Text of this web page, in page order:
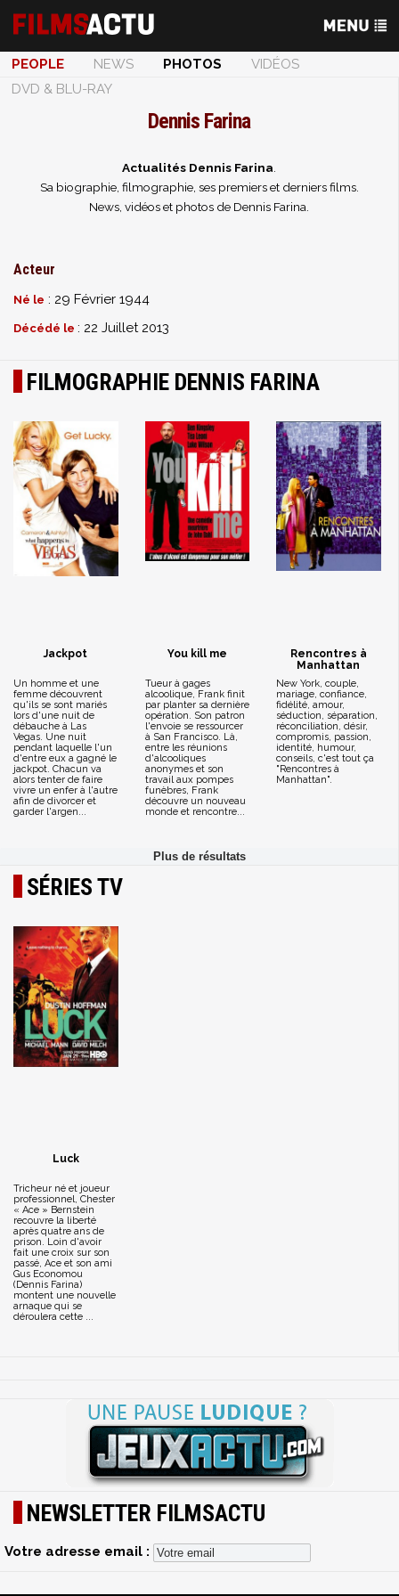
PEOPLE NEWS PHOTOS
VIDÉOS
DVD & BLU-RAY
Dennis Farina
Actualités Dennis Farina
Sa biographie, filmographie, ses premiers et derniers films.
News, vidéos et photos de Dennis Farina.
Acteur
Né le : 29 Février 1944
Décédé le : 22 Juillet 2013
FILMOGRAPHIE DENNIS FARINA
Jackpot
Un homme et une
femme découvrent
qu'ils se sont mariés
lors d'une nuit de
débauche à Las
Vegas. Une nuit
pendant laquelle l'un
d'entre eux a gagné le
jackpot. Chacun va
alors tenter de faire
vivre un enfer à l'autre
afin de divorcer et
garder l'argen...
You kill me
Tueur à gages
alcoolique, Frank finit
par planter sa dernière
opération. Son patron
l'envoie se ressourcer
à San Francisco. Là,
entre les réunions
d'alcooliques
anonymes et son
travail aux pompes
funèbres, Frank
découvre un nouveau
monde et rencontre...
Rencontres à
Manhattan
New York, couple,
mariage, confiance,
fidélité, amour,
séduction, séparation,
réconciliation, désir,
compromis, passion,
identité, humour,
conseils, c'est tout ça
"Rencontres à
Manhattan".
SÉRIES TV
Luck
Tricheur né et joueur
professionnel, Chester
« Ace » Bernstein
recouvre la liberté
après quatre ans de
prison. Loin d'avoir
fait une croix sur son
passé, Ace et son ami
Gus Economou
(Dennis Farina)
montent une nouvelle
arnaque qui se
déroulera cette ...
NEWSLETTER FILMSACTU
Votre adresse email :